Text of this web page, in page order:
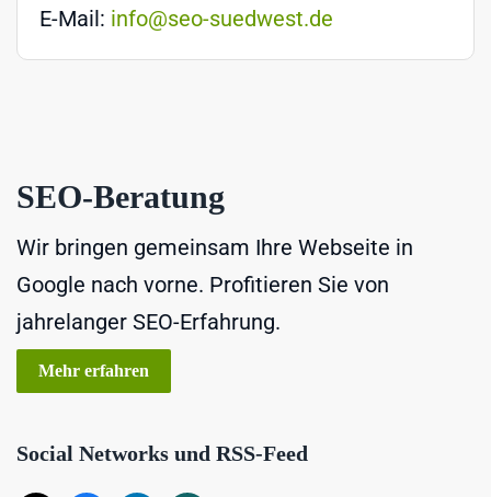
E-Mail: info@seo-suedwest.de
SEO-Beratung
Wir bringen gemeinsam Ihre Webseite in
Google nach vorne. Profitieren Sie von
jahrelanger SEO-Erfahrung.
Mehr erfahren
Social Networks und RSS-Feed